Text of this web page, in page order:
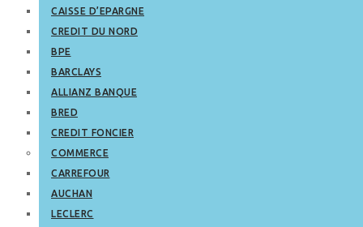
CAISSE D’EPARGNE
CREDIT DU NORD
BPE
BARCLAYS
ALLIANZ BANQUE
BRED
CREDIT FONCIER
COMMERCE
CARREFOUR
AUCHAN
LECLERC